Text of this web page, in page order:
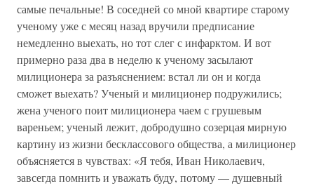
самые печальные! В соседней со мной квартире старому
ученому уже с месяц назад вручили предписание
немедленно выехать, но тот слег с инфарктом. И вот
примерно раза два в неделю к ученому засылают
милиционера за разъяснением: встал ли он и когда
сможет выехать? Ученый и милиционер подружились;
жена ученого поит милиционера чаем с грушевым
вареньем; ученый лежит, добродушно созерцая мирную
картину из жизни бесклассового общества, а милиционер
объясняется в чувствах: «Я тебя, Иван Николаевич,
завсегда помнить и уважать буду, потому — душевный